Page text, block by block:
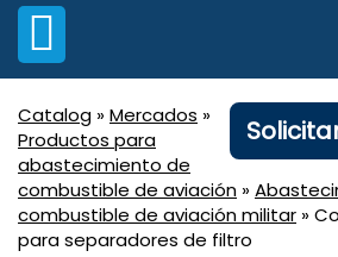
Catalog »Mercados »
Productos para
abastecimiento de
combustible de aviación »
combustible de aviación militar »
para separadores de filtro